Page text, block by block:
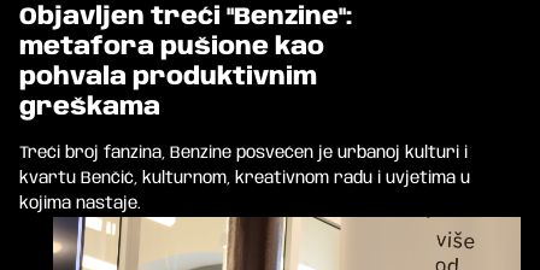
Objavljen treći "Benzine":
metafora pušione kao
pohvala produktivnim
greškama
Treći broj fanzina, Benzine posvećen je urbanoj kulturi i
kvartu Benčić, kulturnom, kreativnom radu i uvjetima u
kojima nastaje.